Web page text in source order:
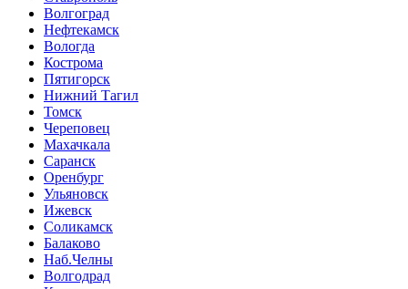
Волгоград
Нефтекамск
Вологда
Кострома
Пятигорск
Нижний Тагил
Томск
Череповец
Махачкала
Саранск
Оренбург
Ульяновск
Ижевск
Соликамск
Балаково
Наб.Челны
Волгодрад